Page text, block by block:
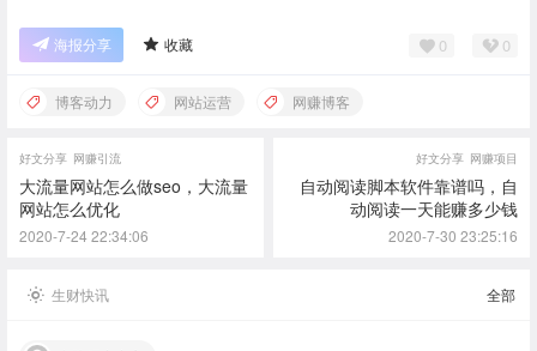
海报分享 收藏 0 0
博客动力 网站运营 网赚博客
好文分享 网赚引流
大流量网站怎么做seo，大流量
网站怎么优化
2020-7-24 22:34:06
好文分享 网赚项目
自动阅读脚本软件靠谱吗，自
动阅读一天能赚多少钱
2020-7-30 23:25:16
生财快讯 全部